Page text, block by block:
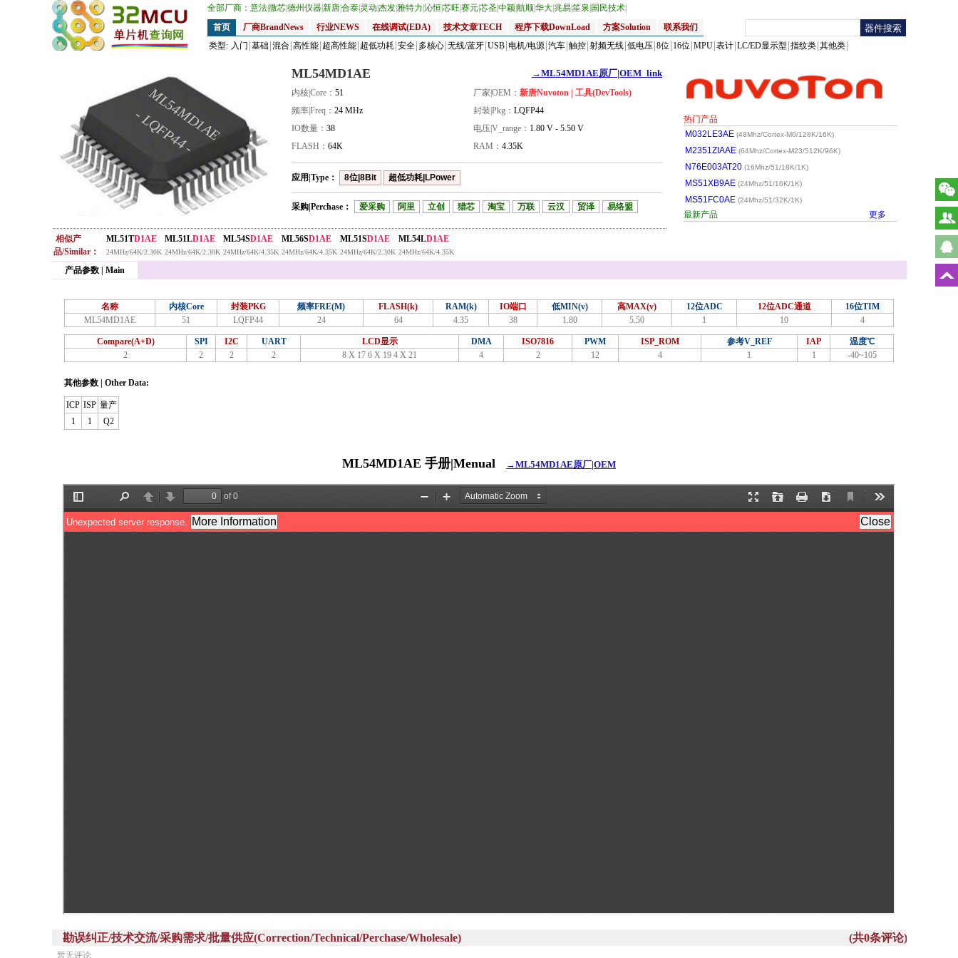
全部厂商： 意法微芯德州仪器新唐合泰 灵动 杰发雅特力 沁恒芯旺 赛元芯圣 中颖航顺华大兆易笙泉 国民技术
首页
厂商BrandNews 行业NEWS 在线调试(EDA) 技术文章TECH 程序下载DownLoad 方案Solution
联系我们
类型: 入门 基础 混合 高性能 超高性能 超低功耗 安全 多核心 无线/蓝牙 USB 电机/电源 汽车 触控 射频无线 低电压 8位 16位 MPU 表计 LC/ED显示型 指纹类 其他类
ML54MD1AE
- LQFP44 -
ML54MD1AE →ML54MD1AE原厂|OEM_link
内核|Core： 51 厂家|OEM： 新唐Nuvoton | 工具(DevTools)
频率|Freq： 24 MHz 封装|Pkg： LQFP44
IO数量： 38 电压|V_range： 1.80 V - 5.50 V
FLASH： 64K RAM： 4.35K
应用|Type： 8位|8Bit 超低功耗|LPower
采购|Perchase： 爱采购 阿里 立创 猎芯 淘宝 万联 云汉 贸泽 易络盟
相似产
品/Similar：
ML51TD1AE
24MHz/64K/2.30K
ML51LD1AE
24MHz/64K/2.30K
ML54SD1AE
24MHz/64K/4.35K
ML56SD1AE
24MHz/64K/4.35K
ML51SD1AE
24MHz/64K/2.30K
ML54LD1AE
24MHz/64K/4.35K
热门产品
M032LE3AE (48Mhz/Cortex-M0/128K/16K)
M2351ZIAAE (64Mhz/Cortex-M23/512K/96K)
N76E003AT20 (16Mhz/51/18K/1K)
MS51XB9AE (24Mhz/51/16K/1K)
MS51FC0AE (24Mhz/51/32K/1K)
最新产品 更多
产品参数 | Main
名称 内核Core 封装PKG 频率FRE(M) FLASH(k) RAM(k) IO端口 低MIN(v) 高MAX(v) 12位ADC 12位ADC通道
16位TIM
ML54MD1AE
51 LQFP44 24 64 4.35 38 1.80 5.50 1 10 4
Compare(A+D) SPI I2C UART LCD显示 DMA ISO7816 PWM ISP_ROM 参考V_REF IAP
温度℃
2
2 2 2 8 X 17 6 X 19 4 X 21 4 2 12 4 1 1 -40~105
其他参数 | Other Data:
ICP ISP 量产
1
1 Q2
ML54MD1AE 手册|Menual →ML54MD1AE原厂|OEM
勘误纠正/技术交流/采购需求/批量供应(Correction/Technical/Perchase/Wholesale) (共0条评论)
暂无评论